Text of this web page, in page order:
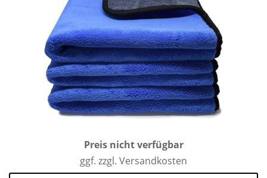
Preis nicht verfügbar
ggf. zzgl. Versandkosten